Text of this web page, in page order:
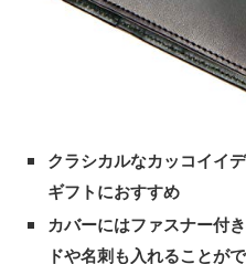
クラシカルなカッコイイ
ギフトにおすすめ
カバーにはファスナー付
ドや名刺も入れることが